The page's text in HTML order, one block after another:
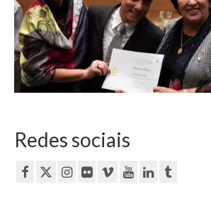
Contato
Currículo
Redes sociais